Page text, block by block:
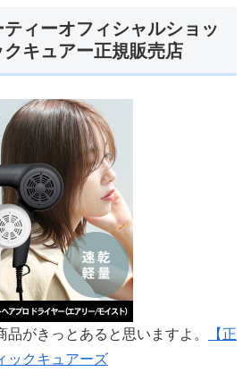
ィーオフィシャルショッ
キュアー正規販売店
がきっとあると思いますよ。
【正
ックキュアーズ